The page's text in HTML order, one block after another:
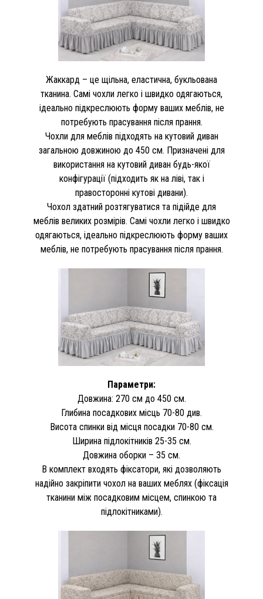
Жаккард – це щільна, еластична, букльована
тканина. Самі чохли легко і швидко одягаються,
ідеально підкреслюють форму ваших меблів, не
потребують прасування після прання.
Чохли для меблів підходять на кутовий диван
загальною довжиною до 450 см. Призначені для
використання на кутовий диван будь-якої
конфігурації (підходить як на ліві, так і
правосторонні кутові дивани).
Чохол здатний розтягуватися та підійде для
меблів великих розмірів. Самі чохли легко і швидко
одягаються, ідеально підкреслюють форму ваших
меблів, не потребують прасування після прання.
Параметри:
Довжина: 270 см до 450 см.
Глибина посадкових місць 70-80 див.
Висота спинки від місця посадки 70-80 см.
Ширина підлокітників 25-35 см.
Довжина оборки – 35 см.
В комплект входять фіксатори, які дозволяють
надійно закріпити чохол на ваших меблях (фіксація
тканини між посадковим місцем, спинкою та
підлокітниками).